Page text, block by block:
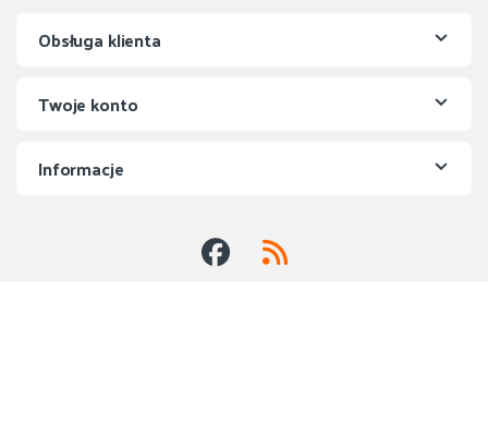
Obsługa klienta
Twoje konto
Informacje